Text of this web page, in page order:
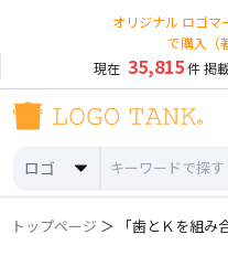
オリジナル ロゴマ
で購入（
現在 35,815件 掲
ロゴ
トップページ ＞ 「歯とＫを組み